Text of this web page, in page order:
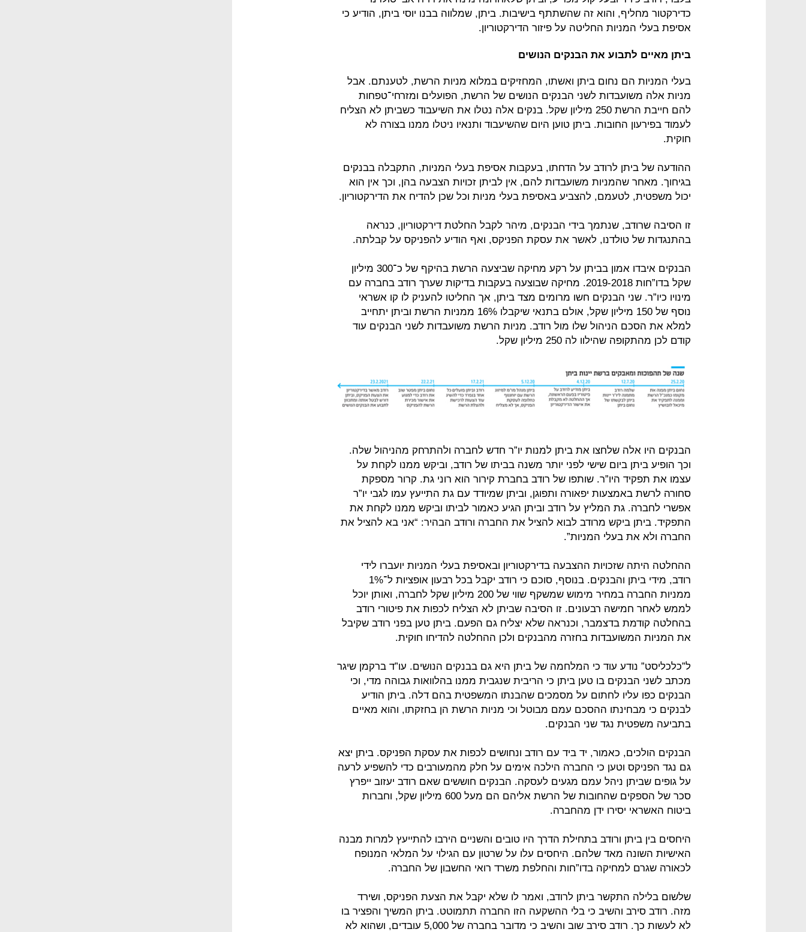
כדירקטור מחליף, והוא זה שהשתתף בישיבות. ביתן, שמלווה בבנו יוסי ביתן, הודיע כי
אסיפת בעלי המניות החליטה על פיזור הדירקטוריון.
ביתן מאיים לתבוע את הבנקים הנושים
בעלי המניות הם נחום ביתן ואשתו, המחזיקים במלוא מניות הרשת, לטענתם. אבל
מניות אלה משועבדות לשני הבנקים הנושים של הרשת, הפועלים ומזרחי־טפחות
להם חייבת הרשת 250 מיליון שקל. בנקים אלה נטלו את השיעבוד כשביתן לא הצליח
לעמוד בפירעון החובות. ביתן טוען היום שהשיעבוד ותנאיו ניטלו ממנו בצורה לא
חוקית.
ההודעה של ביתן לרודב על הדחתו, בעקבות אסיפת בעלי המניות, התקבלה בבנקים
בגיחוך. מאחר שהמניות משועבדות להם, אין לביתן זכויות הצבעה בהן, וכך אין הוא
יכול משפטית, לטעמם, להצביע באסיפת בעלי מניות וכל שכן להדיח את הדירקטוריון.
זו הסיבה שרודב, שנתמך בידי הבנקים, מיהר לקבל החלטת דירקטוריון, כנראה
בהתנגדות של טולדנו, לאשר את עסקת הפניקס, ואף הודיע להפניקס על קבלתה.
הבנקים איבדו אמון בביתן על רקע מחיקה שביצעה הרשת בהיקף של כ־300 מיליון
שקל בדו”חות 2019-2018. מחיקה שבוצעה בעקבות בדיקות שערך רודב בחברה עם
מינויו כיו”ר. שני הבנקים חשו מרומים מצד ביתן, אך החליטו להעניק לו קו אשראי
נוסף של 150 מיליון שקל, אולם בתנאי שיקבלו 16% ממניות הרשת וביתן יתחייב
למלא את הסכם הניהול שלו מול רודב. מניות הרשת משועבדות לשני הבנקים עוד
קודם לכן מהתקופה שהילוו לה 250 מיליון שקל.
הבנקים היו אלה שלחצו את ביתן למנות יו”ר חדש לחברה ולהתרחק מהניהול שלה.
וכך הופיע ביתן ביום שישי לפני יותר משנה בביתו של רודב, וביקש ממנו לקחת על
עצמו את תפקיד היו”ר. שותפו של רודב בחברת קירור הוא רוני גת. קרור מספקת
סחורה לרשת באמצעות יפאורה ותפוגן, וביתן שמיודד עם גת התייעץ עמו לגבי יו”ר
אפשרי לחברה. גת המליץ על רודב וביתן הגיע כאמור לביתו וביקש ממנו לקחת את
התפקיד. ביתן ביקש מרודב לבוא להציל את החברה ורודב הבהיר: “אני בא להציל את
החברה ולא את בעלי המניות”.
ההחלטה היתה שזכויות ההצבעה בדירקטוריון ובאסיפת בעלי המניות יועברו לידי
רודב, מידי ביתן והבנקים. בנוסף, סוכם כי רודב יקבל בכל רבעון אופציות ל־1%
ממניות החברה במחיר מימוש שמשקף שווי של 200 מיליון שקל לחברה, ואותן יוכל
לממש לאחר חמישה רבעונים. זו הסיבה שביתן לא הצליח לכפות את פיטורי רודב
בהחלטה קודמת בדצמבר, וכנראה שלא יצליח גם הפעם. ביתן טען בפני רודב שקיבל
את המניות המשועבדות בחזרה מהבנקים ולכן ההחלטה להדיחו חוקית.
ל”כלכליסט” נודע עוד כי המלחמה של ביתן היא גם בבנקים הנושים. עו”ד ברקמן שיגר
מכתב לשני הבנקים בו טען ביתן כי הריבית שנגבית ממנו בהלוואות גבוהה מדי, וכי
הבנקים כפו עליו לחתום על מסמכים שהבנתו המשפטית בהם דלה. ביתן הודיע
לבנקים כי מבחינתו ההסכם עמם מבוטל וכי מניות הרשת הן בחזקתו, והוא מאיים
בתביעה משפטית נגד שני הבנקים.
הבנקים הולכים, כאמור, יד ביד עם רודב ונחושים לכפות את עסקת הפניקס. ביתן יצא
גם נגד הפניקס וטען כי החברה הילכה אימים על חלק מהמעורבים כדי להשפיע לרעה
על גופים שביתן ניהל עמם מגעים לעסקה. הבנקים חוששים שאם רודב יעזוב ייפרץ
סכר של הספקים שהחובות של הרשת אליהם הם מעל 600 מיליון שקל, וחברות
ביטוח האשראי יסירו ידן מהחברה.
היחסים בין ביתן ורודב בתחילת הדרך היו טובים והשניים הירבו להתייעץ למרות מבנה
האישיות השונה מאד שלהם. היחסים עלו על שרטון עם הגילוי על המלאי המנופח
לכאורה שגרם למחיקה בדו”חות והחלפת משרד רואי החשבון של החברה.
שלשום בלילה התקשר ביתן לרודב, ואמר לו שלא יקבל את הצעת הפניקס, ושירד
מזה. רודב סירב והשיב כי בלי ההשקעה הזו החברה תתמוטט. ביתן המשיך והפציר בו
לא לעשות כך. רודב סירב שוב והשיב כי מדובר בחברה של 5,000 עובדים, ושהוא לא